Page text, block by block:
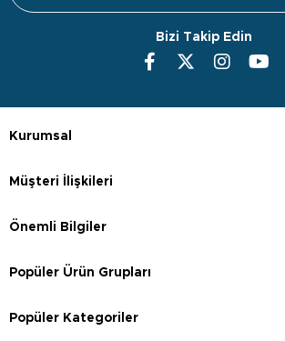
Bizi Takip Edin
Kurumsal
Müşteri İlişkileri
Önemli Bilgiler
Popüler Ürün Grupları
Popüler Kategoriler